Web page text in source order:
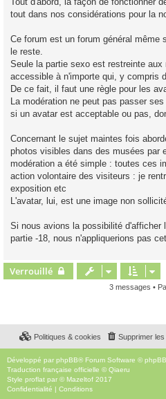
tout dans nos considérations pour la
Ce forum est un forum général même
le reste.
Seule la partie sexo est restreinte
accessible à n'importe qui, y compris
De ce fait, il faut une règle pour les
La modération ne peut pas passer
si un avatar est acceptable ou pas,
Concernant le sujet maintes fois
photos visibles dans des musées par
modération a été simple : toutes ces
action volontaire des visiteurs : je
exposition etc
L'avatar, lui, est une image non
Si nous avions la possibilité d'afficher
partie -18, nous n'appliquerions pas
Verrouillé
3 messages •
Supprimer
Politiques & cookies
Développé par phpBB® Forum Software ©
Traduction française officielle ©Qiaeru
Style proflat par © Mazeltof 2017
Confidentialité | Conditions